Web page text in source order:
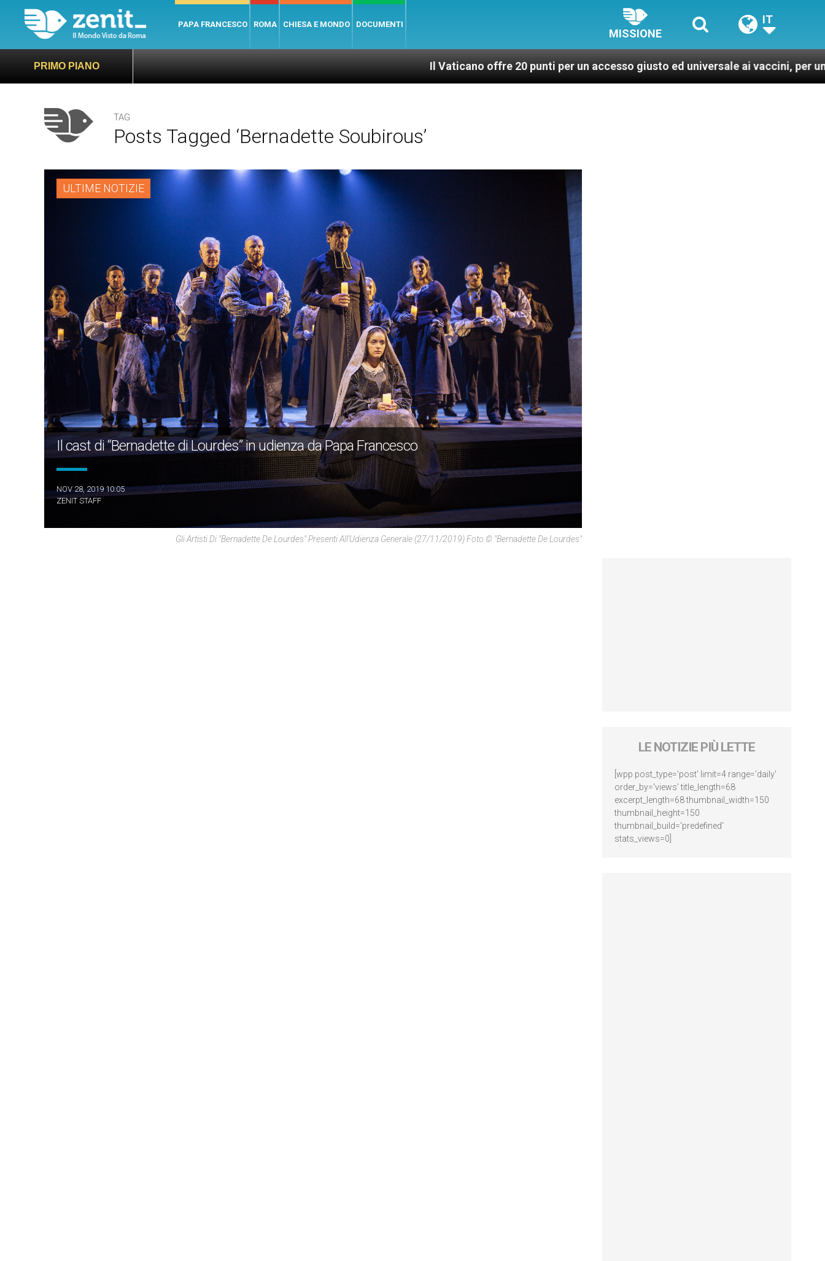
PAPA FRANCESCO ROMA CHIESA E MONDO DOCUMENTI
MISSIONE
IT
PRIMO PIANO Il Vaticano offre 20 punti per un accesso giusto ed universale ai vaccini, per un mondo più
TAG
Posts Tagged ‘Bernadette Soubirous’
ULTIME NOTIZIE
Il cast di “Bernadette di Lourdes” in udienza da Papa Francesco
NOV 28, 2019 10:05
ZENIT STAFF
Gli Artisti Di "Bernadette De Lourdes" Presenti All'Udienza Generale (27/11/2019) Foto © "Bernadette De Lourdes"
LE NOTIZIE PIÙ LETTE
[wpp post_type='post' limit=4 range='daily'
order_by='views' title_length=68
excerpt_length=68 thumbnail_width=150
thumbnail_height=150
thumbnail_build='predefined'
stats_views=0]